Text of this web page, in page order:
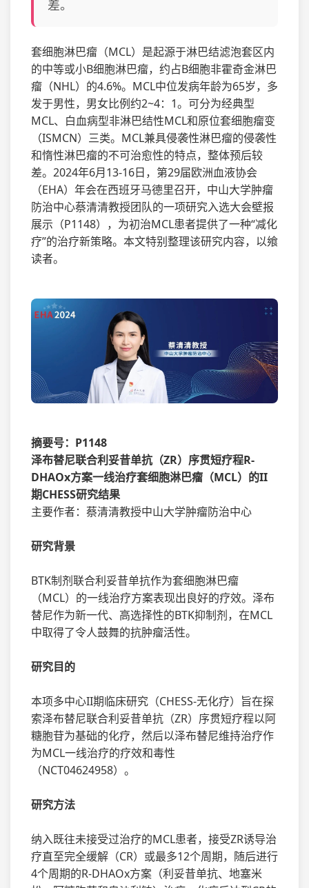
差。
套细胞淋巴瘤（MCL）是起源于淋巴结滤泡套区内
的中等或小B细胞淋巴瘤，约占B细胞非霍奇金淋巴
瘤（NHL）的4.6%。MCL中位发病年龄为65岁，多
发于男性，男女比例约2~4：1。可分为经典型
MCL、白血病型非淋巴结性MCL和原位套细胞瘤变
（ISMCN）三类。MCL兼具侵袭性淋巴瘤的侵袭性
和惰性淋巴瘤的不可治愈性的特点，整体预后较
差。2024年6月13-16日，第29届欧洲血液协会
（EHA）年会在西班牙马德里召开，中山大学肿瘤
防治中心蔡清清教授团队的一项研究入选大会壁报
展示（P1148），为初治MCL患者提供了一种“减化
疗”的治疗新策略。本文特别整理该研究内容，以飨
读者。
摘要号：P1148
泽布替尼联合利妥昔单抗（ZR）序贯短疗程R-
DHAOx方案一线治疗套细胞淋巴瘤（MCL）的II
期CHESS研究结果
主要作者：蔡清清教授中山大学肿瘤防治中心
研究背景
BTK制剂联合利妥昔单抗作为套细胞淋巴瘤
（MCL）的一线治疗方案表现出良好的疗效。泽布
替尼作为新一代、高选择性的BTK抑制剂，在MCL
中取得了令人鼓舞的抗肿瘤活性。
研究目的
本项多中心II期临床研究（CHESS-无化疗）旨在探
索泽布替尼联合利妥昔单抗（ZR）序贯短疗程以阿
糖胞苷为基础的化疗，然后以泽布替尼维持治疗作
为MCL一线治疗的疗效和毒性
（NCT04624958）。
研究方法
纳入既往未接受过治疗的MCL患者，接受ZR诱导治
疗直至完全缓解（CR）或最多12个周期，随后进行
4个周期的R-DHAOx方案（利妥昔单抗、地塞米